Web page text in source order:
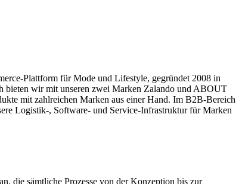
Plattform für Mode und Lifestyle, gegründet 2008 in
bieten wir mit unseren zwei Marken Zalando und ABOUT
mit zahlreichen Marken aus einer Hand. Im B2B-Bereich
Logistik-, Software- und Service-Infrastruktur für Marken
die sämtliche Prozesse von der Konzeption bis zur